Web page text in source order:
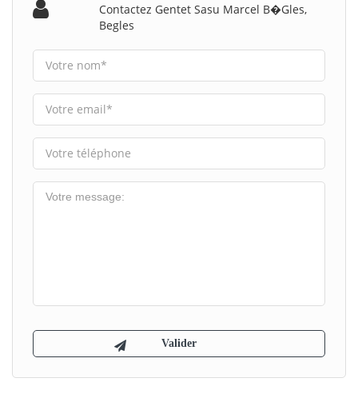
Contactez Gentet Sasu Marcel B�gles,
Begles